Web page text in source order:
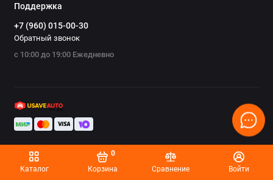
Каталог Корзина
0
Сравнение
Войти
Datsun
Dodge
Dongfeng
Ford
Поддержка
+7 (960) 015-00-30
Обратный звонок
с 10:00 до 19:00 Ежедневно